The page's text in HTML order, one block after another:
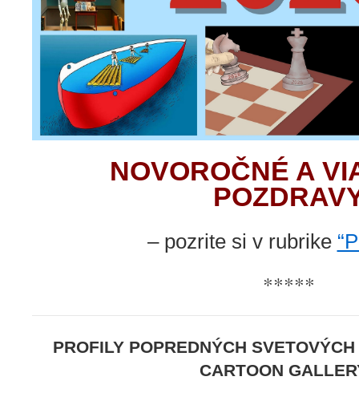
NOVOROČNÉ A
– pozrite si v rubrike
*****
PROFILY POPREDNÝCH
CARTOON